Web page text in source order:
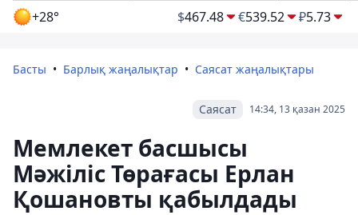
+28° $467.48 €539.52 ₽5.73
Басты Барлық жаңалықтар Саясат жаңалықтары
14:34, 13 қазан 2025
Саясат
Мемлекет басшысы
Мәжіліс Төрағасы Ерлан
Қошановты қабылдады